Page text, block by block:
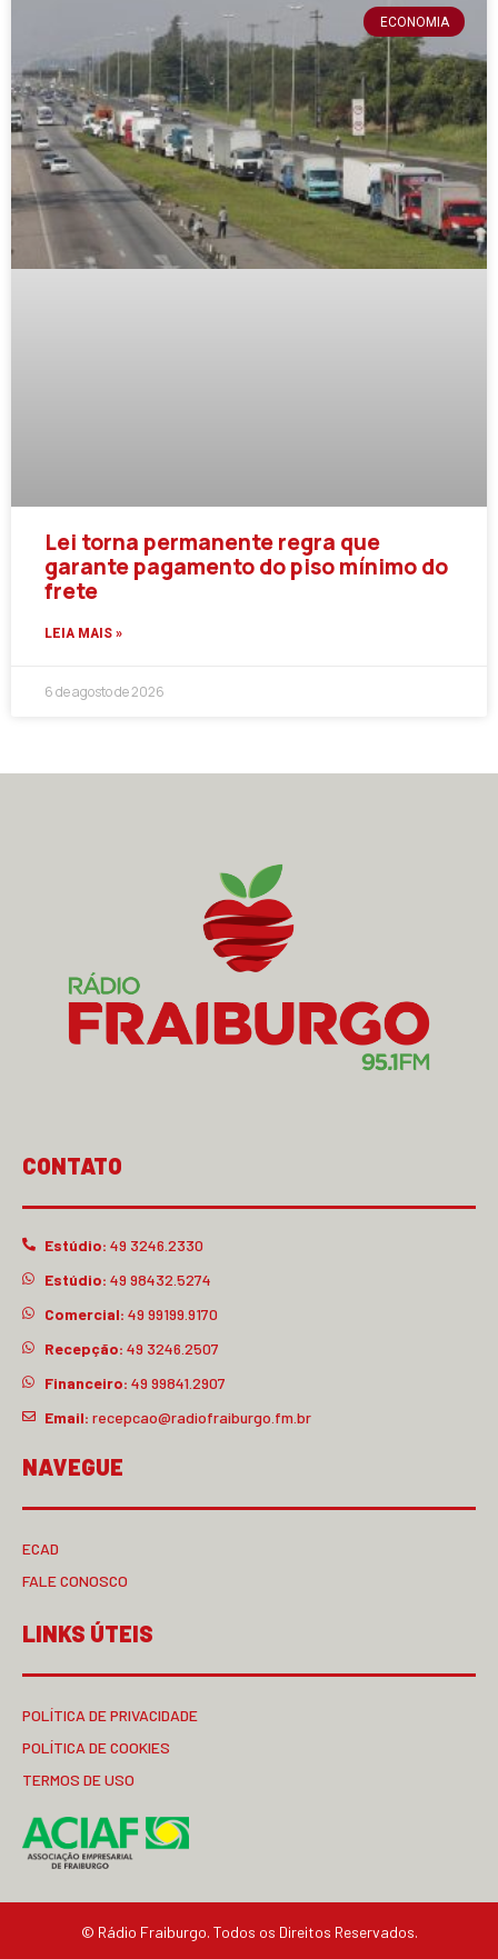
ECONOMIA
Lei torna permanente regra que
garante pagamento do piso mínimo do
frete
LEIA MAIS »
6 de agosto de 2026
CONTATO
Estúdio: 49 3246.2330
Estúdio: 49 98432.5274
Comercial: 49 99199.9170
Recepção: 49 3246.2507
Financeiro: 49 99841.2907
Email: recepcao@radiofraiburgo.fm.br
NAVEGUE
ECAD
FALE CONOSCO
LINKS ÚTEIS
POLÍTICA DE PRIVACIDADE
POLÍTICA DE COOKIES
TERMOS DE USO
© Rádio Fraiburgo. Todos os Direitos Reservados.